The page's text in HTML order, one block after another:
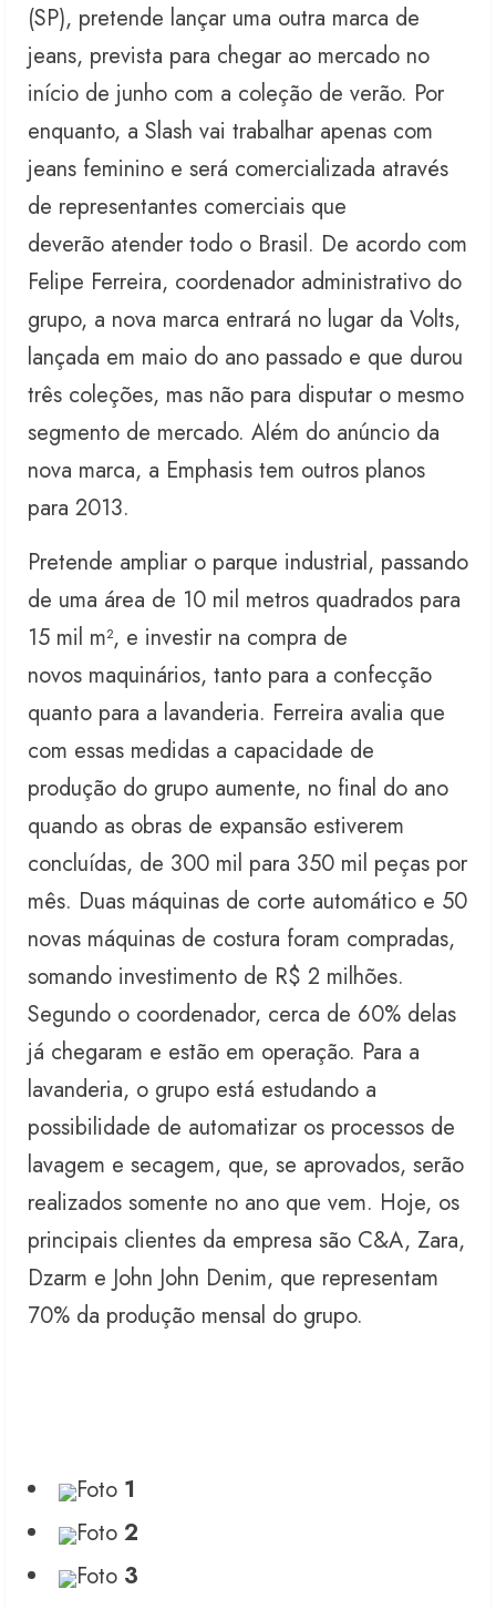
(SP), pretende lançar uma outra marca de
jeans, prevista para chegar ao mercado no
início de junho com a coleção de verão. Por
enquanto, a Slash vai trabalhar apenas com
jeans feminino e será comercializada através
de representantes comerciais que
deverão atender todo o Brasil. De acordo com
Felipe Ferreira, coordenador administrativo do
grupo, a nova marca entrará no lugar da Volts,
lançada em maio do ano passado e que durou
três coleções, mas não para disputar o mesmo
segmento de mercado. Além do anúncio da
nova marca, a Emphasis tem outros planos
para 2013.
Pretende ampliar o parque industrial, passando
de uma área de 10 mil metros quadrados para
15 mil m², e investir na compra de
novos maquinários, tanto para a confecção
quanto para a lavanderia. Ferreira avalia que
com essas medidas a capacidade de
produção do grupo aumente, no final do ano
quando as obras de expansão estiverem
concluídas, de 300 mil para 350 mil peças por
mês. Duas máquinas de corte automático e 50
novas máquinas de costura foram compradas,
somando investimento de R$ 2 milhões.
Segundo o coordenador, cerca de 60% delas
já chegaram e estão em operação. Para a
lavanderia, o grupo está estudando a
possibilidade de automatizar os processos de
lavagem e secagem, que, se aprovados, serão
realizados somente no ano que vem. Hoje, os
principais clientes da empresa são C&A, Zara,
Dzarm e John John Denim, que representam
70% da produção mensal do grupo.
Foto 1
Foto 2
Foto 3